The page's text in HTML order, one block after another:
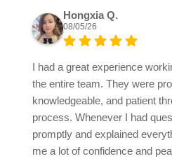
Hongxia Q.
08/05/26
I had a great experience
the entire team. They were
knowledgeable, and patient
process. Whenever I had
promptly and explained
me a lot of confidence and